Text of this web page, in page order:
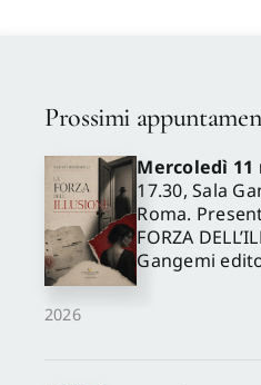
Prossimi
2026
Mercoledì 11
17.30, Sala
Roma.
FORZA
Gangemi